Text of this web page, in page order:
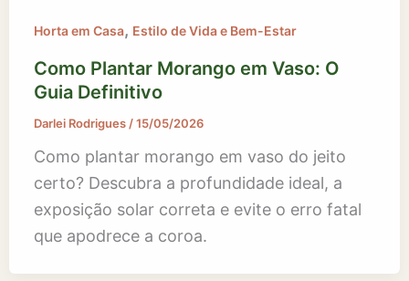
Horta em Casa, Estilo de Vida e Bem-Estar
Como Plantar Morango em Vaso: O
Guia Definitivo
Darlei Rodrigues /15/05/2026
Como plantar morango em vaso do jeito
certo? Descubra a profundidade ideal, a
exposição solar correta e evite o erro fatal
que apodrece a coroa.